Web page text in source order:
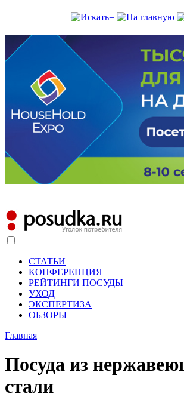
СТАТЬИ
КОНФЕРЕНЦИЯ
РЕЙТИНГИ ПОСУДЫ
УХОД
ЭКСПЕРТИЗА
ОБЗОРЫ
Главная
Посуда из
стали